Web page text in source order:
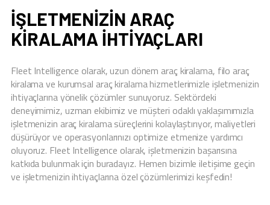
İŞLETMENIZIN ARAÇ
KIRALAMA İHTIYAÇLARI
Fleet Intelligence olarak, uzun dönem araç kiralama, filo araç
kiralama ve kurumsal araç kiralama hizmetlerimizle işletmenizin
ihtiyaçlarına yönelik çözümler sunuyoruz. Sektördeki
deneyimimiz, uzman ekibimiz ve müşteri odaklı yaklaşımımızla
işletmenizin araç kiralama süreçlerini kolaylaştırıyor, maliyetleri
düşürüyor ve operasyonlarınızı optimize etmenize yardımcı
oluyoruz. Fleet Intelligence olarak, işletmenizin başarısına
katkıda bulunmak için buradayız. Hemen bizimle iletişime geçin
ve işletmenizin ihtiyaçlarına özel çözümlerimizi keşfedin!